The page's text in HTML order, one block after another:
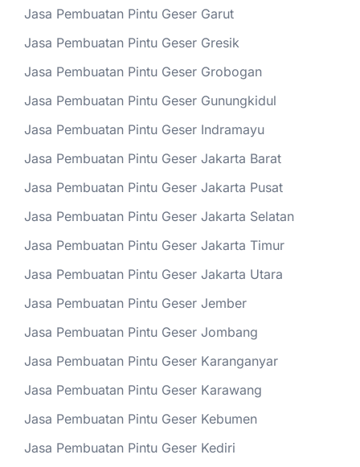
Jasa Pembuatan Pintu Geser Garut
Jasa Pembuatan Pintu Geser Gresik
Jasa Pembuatan Pintu Geser Grobogan
Jasa Pembuatan Pintu Geser Gunungkidul
Jasa Pembuatan Pintu Geser Indramayu
Jasa Pembuatan Pintu Geser Jakarta Barat
Jasa Pembuatan Pintu Geser Jakarta Pusat
Jasa Pembuatan Pintu Geser Jakarta Selatan
Jasa Pembuatan Pintu Geser Jakarta Timur
Jasa Pembuatan Pintu Geser Jakarta Utara
Jasa Pembuatan Pintu Geser Jember
Jasa Pembuatan Pintu Geser Jombang
Jasa Pembuatan Pintu Geser Karanganyar
Jasa Pembuatan Pintu Geser Karawang
Jasa Pembuatan Pintu Geser Kebumen
Jasa Pembuatan Pintu Geser Kediri